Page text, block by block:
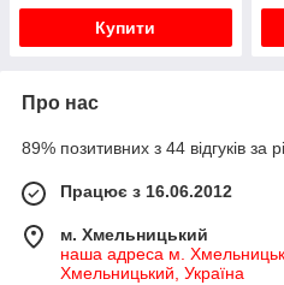
Купити
Про нас
89% позитивних з 44 відгуків за
Працює з 16.06.2012
м. Хмельницький
наша адреса м.
Хмельницький, Україна